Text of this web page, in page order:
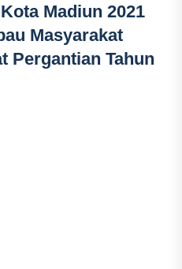
Madiun 2021
Masyarakat
Pergantian Tahun